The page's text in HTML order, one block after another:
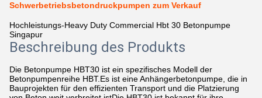
Schwerbetriebsbetondruckpumpen zum Verkauf
Hochleistungs-Heavy Duty Commercial Hbt 30 Betonpumpe
Singapur
Beschreibung des Produkts
Die Betonpumpe HBT30 ist ein spezifisches Modell der
Betonpumpenreihe HBT.Es ist eine Anhängerbetonpumpe, die in
Bauprojekten für den effizienten Transport und die Platzierung